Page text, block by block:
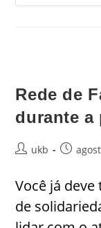
Rede de
durante a
ukb
Você já
de